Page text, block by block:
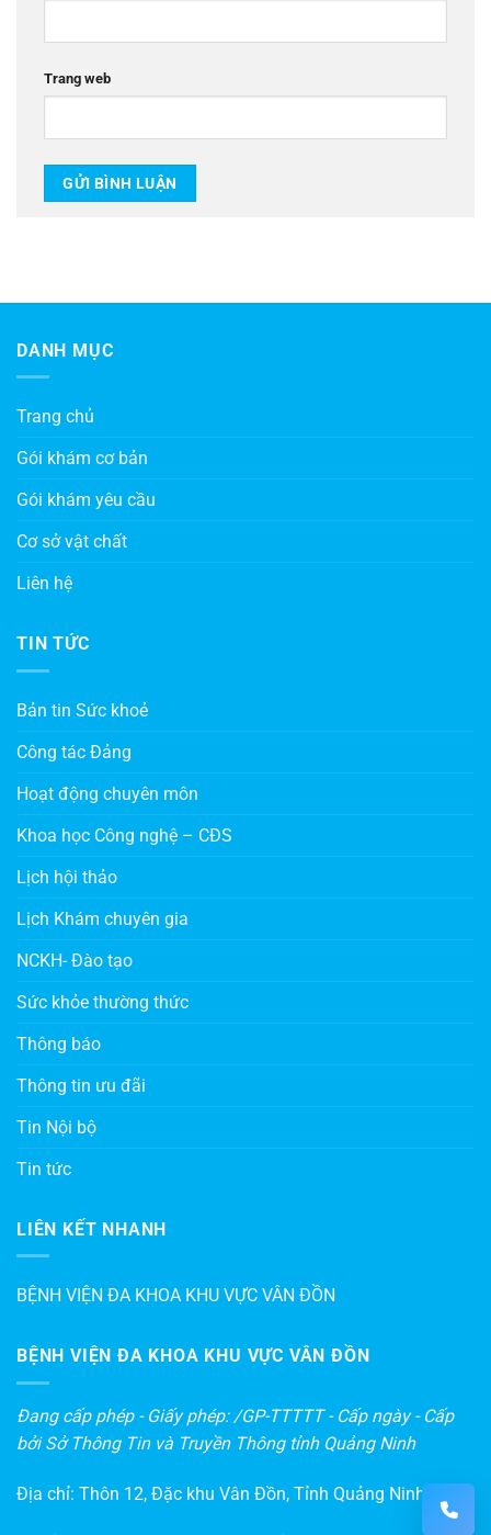
Trang web
DANH MỤC
Trang chủ
Gói khám cơ bản
Gói khám yêu cầu
Cơ sở vật chất
Liên hệ
TIN TỨC
Bản tin Sức khoẻ
Công tác Đảng
Hoạt động chuyên môn
Khoa học Công nghệ – CĐS
Lịch hội thảo
Lịch Khám chuyên gia
NCKH- Đào tạo
Sức khỏe thường thức
Thông báo
Thông tin ưu đãi
Tin Nội bộ
Tin tức
LIÊN KẾT NHANH
BỆNH VIỆN ĐA KHOA KHU VỰC VÂN ĐỒN
BỆNH VIỆN ĐA KHOA KHU VỰC VÂN ĐỒN
Đang cấp phép - Giấy phép: /GP-TTTTT - Cấp ngày - Cấp
bởi Sở Thông Tin và Truyền Thông tỉnh Quảng Ninh
Địa chỉ: Thôn 12, Đặc khu Vân Đồn, Tỉnh Quảng Ninh